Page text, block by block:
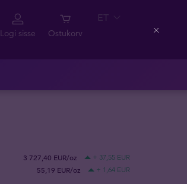
Logi sisse Ostukorv
ET
3 727,40 EUR/oz + 37,55 EUR
55,19 EUR/oz + 1,64 EUR
Close